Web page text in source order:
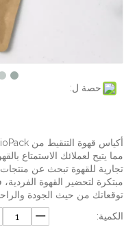
حصة ل:
مما يتيح لعملائك الاستمتاع
تجارية للقهوة تبحث عن
مبتكرة لتحضير القهوة
توقعاتك من حيث الجودة
الكمية: